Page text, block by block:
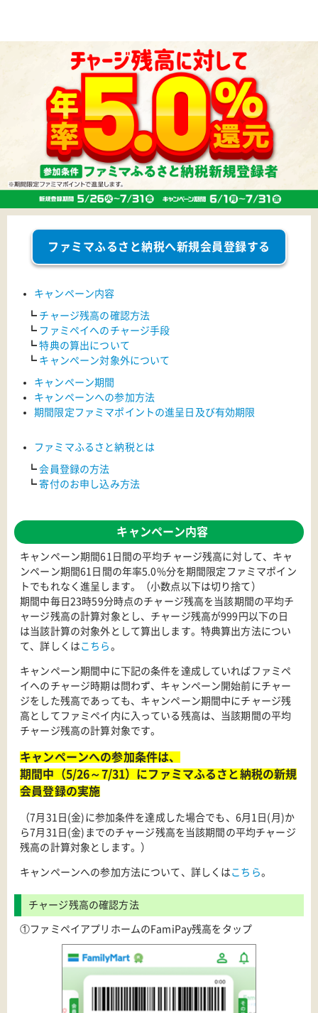
ファミマふるさと納税へ新規会員登録する
キャンペーン内容
┗ チャージ残高の確認方法
┗ ファミペイへのチャージ手段
┗特典の算出について
┗ キャンぺーン対象外について
キャンペーン期間
キャンペーンへの参加方法
期間限定ファミマポイントの進呈日及び有効期限
ファミマふるさと納税とは
┗会員登録の方法
┗寄付のお申し込み方法
キャンペーン内容
キャンペーン期間61日間の平均チャージ残高に対して、キャ
ンペーン期間61日間の年率5.0%分を期間限定ファミマポイン
トでもれなく進呈します。（小数点以下は切り捨て）
期間中毎日23時59分時点のチャージ残高を当該期間の平均チ
ャージ残高の計算対象とし、チャージ残高が999円以下の日
は当該計算の対象外として算出します。特典算出方法につい
て、詳しくは こちら 。
キャンペーン期間中に下記の条件を達成していればファミペ
イへのチャージ時期は問わず、キャンペーン開始前にチャー
ジをした残高であっても、キャンペーン期間中にチャージ残
高としてファミペイ内に入っている残高は、当該期間の平均
チャージ残高の計算対象です。
キャンペーンへの参加条件は、
期間中（5/26～7/31）にファミマふるさと納税の新規
会員登録の実施
（7月31日(金)に参加条件を達成した場合でも、6月1日(月)か
ら7月31日(金)までのチャージ残高を当該期間の平均チャージ
残高の計算対象とします。）
キャンペーンへの参加方法について、詳しくは こちら。
チャージ残高の確認方法
①ファミペイアプリホームのFamiPay残高をタップ